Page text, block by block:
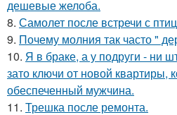
дешевые желоба.
8. Самолет после встречи с
9. Почему молния так часто "
10. Я в браке, а у подруги - ни
зато ключи от новой квартиры,
обеспеченный мужчина.
11. Трешка после ремонта.